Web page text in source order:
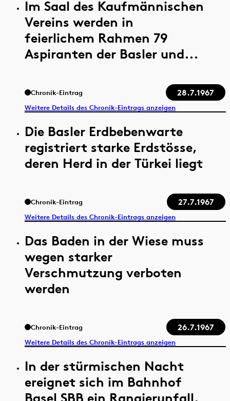
Im Saal des Kaufmännischen
Vereins werden in
feierlichem Rahmen 79
Aspiranten der Basler und...
Chronik-Eintrag 28.7.1967
Weitere Details des Chronik-Eintrags anzeigen
Die Basler Erdbebenwarte
registriert starke Erdstösse,
deren Herd in der Türkei liegt
Chronik-Eintrag 27.7.1967
Weitere Details des Chronik-Eintrags anzeigen
Das Baden in der Wiese muss
wegen starker
Verschmutzung verboten
werden
Chronik-Eintrag 26.7.1967
Weitere Details des Chronik-Eintrags anzeigen
In der stürmischen Nacht
ereignet sich im Bahnhof
Basel SBB ein Rangierunfall,